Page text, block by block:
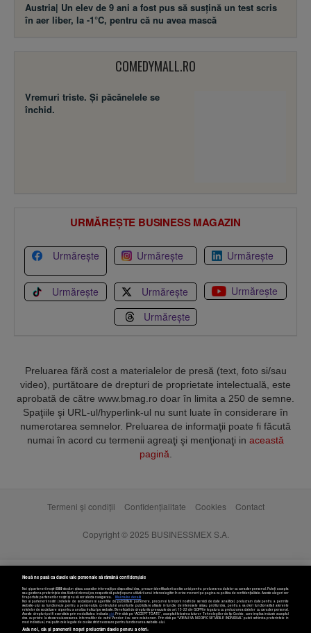
Austria| Un elev de 9 ani a fost pus să susţină un test scris
în aer liber, la -1°C, pentru că nu avea mască
COMEDYMALL.RO
Vremuri triste. Şi păcănelele se
închid.
URMĂREȘTE BUSINESS MAGAZIN
Urmărește Urmărește Urmărește
Urmărește Urmărește
Urmărește
Urmărește
Preluarea fără cost a materialelor de presă (text, foto si/sau
video), purtătoare de drepturi de proprietate intelectuală, este
aprobată de către www.bmag.ro doar în limita a 250 de semne.
Spaţiile şi URL-ul/hyperlink-ul nu sunt luate în considerare în
numerotarea semnelor. Preluarea de informaţii poate fi făcută
numai în acord cu termenii agreaţi şi menţionaţi in această
pagină
Termeni și condiții Confidențialitate Cookies Contact
Copyright © 2025 BUSINESSMEX S.A.
Nouă ne pasă ca datele tale personale să rămână confidențiale
Noi și partenerii noștri589stocăm și/sau accesăm informații pe dispozitivul dvs., precum identificatorii cookie unici pentru prelucrarea datelor cu caracter personal. Puteți accepta
sau gestiona preferințele dvs. făcând clic mai jos, respectiv vă puteți opune utilizării unui interes legitim în orice moment pe pagina cu politica de confidențialitate. Aceste alegeri vor
fi raportate partenerilor noștri și nu vă vor afecta navigarea.
Mai multe detalii
Noi si partenerii nostri (retelele de socializare si agentiile de publicitate partenere, precum si furnizorii nostri de servicii de date analitice) prelucram date pentru a permite
website-ului sa functioneze, pentru a personaliza continutul si anunturile publicitare afisate in functie de interesele si/sau profilul dvs., pentru a va oferi functionalitati aferente
retelelor de socializare si pentru a analiza traficul pe website. Beneficiati de drepturile prevazute de art. 15-22 din GDPR in legatura cu prelucrarea datelor cu caracter personal.
Aceste drepturi pot fi exercitate prin modalitatea indicataaici. Prin click pe “ACCEPT TOATE”, acceptati folosirea tuturor Tehnologiilor de tip Cookie, care implica inclusiv acceptul
dvs. cu privire la stocarea/accesarea informatiilor de catre Vendor-ii cu care colaboram. Prin click pe “VREAU SA MODIFIC SETARILE INDIVIDUAL” puteti schimba preferintele in
mod individual, mai putin cele legate de cookie strict necesare pentru functionarea website-ului.
Atât noi, cât și partenerii noștri prelucrăm datele pentru a oferi: